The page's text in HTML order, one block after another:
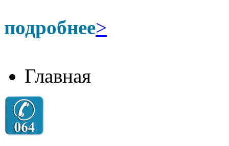
подробнее>
Главная